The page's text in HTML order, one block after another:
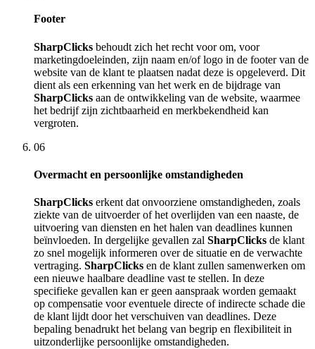
Footer
SharpClicks behoudt zich het recht voor om, voor
marketingdoeleinden, zijn naam en/of logo in de footer van de
website van de klant te plaatsen nadat deze is opgeleverd. Dit
dient als een erkenning van het werk en de bijdrage van
SharpClicks aan de ontwikkeling van de website, waarmee
het bedrijf zijn zichtbaarheid en merkbekendheid kan
vergroten.
06
Overmacht en persoonlijke omstandigheden
SharpClicks erkent dat onvoorziene omstandigheden, zoals
ziekte van de uitvoerder of het overlijden van een naaste, de
uitvoering van diensten en het halen van deadlines kunnen
beïnvloeden. In dergelijke gevallen zal SharpClicks de klant
zo snel mogelijk informeren over de situatie en de verwachte
vertraging. SharpClicks en de klant zullen samenwerken om
een nieuwe haalbare deadline vast te stellen. In deze
specifieke gevallen kan er geen aanspraak worden gemaakt
op compensatie voor eventuele directe of indirecte schade die
de klant lijdt door het verschuiven van deadlines. Deze
bepaling benadrukt het belang van begrip en flexibiliteit in
uitzonderlijke persoonlijke omstandigheden.